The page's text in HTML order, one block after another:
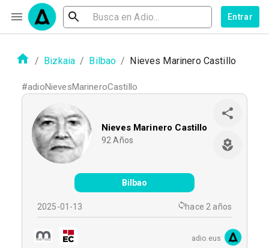
Entrar
/ Bizkaia / Bilbao / Nieves Marinero Castillo
#adioNievesMarineroCastillo
Nieves Marinero Castillo
92 Años
Bilbao
2025-01-13 hace 2 años
adio.eus